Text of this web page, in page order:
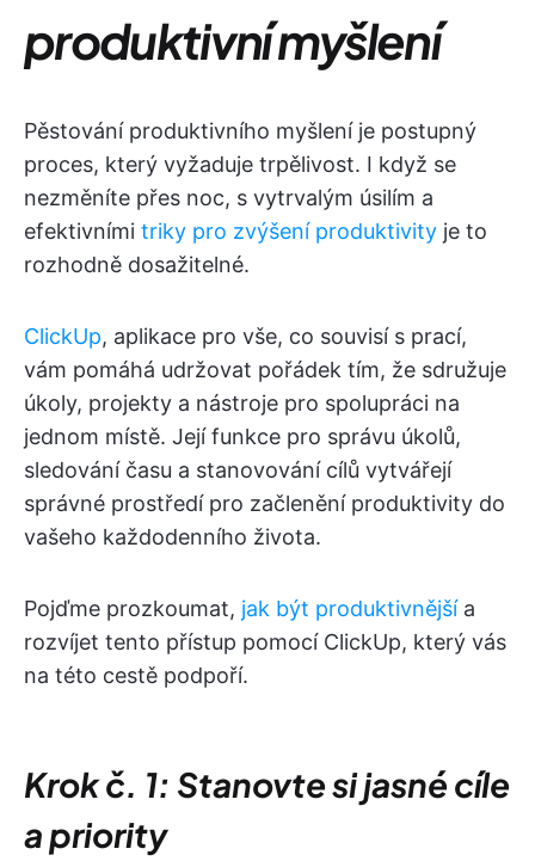
produktivní myšlení
Pěstování produktivního myšlení je postupný
proces, který vyžaduje trpělivost. I když se
nezměníte přes noc, s vytrvalým úsilím a
efektivními triky pro zvýšení produktivity je to
rozhodně dosažitelné.
ClickUp, aplikace pro vše, co souvisí s prací,
vám pomáhá udržovat pořádek tím, že sdružuje
úkoly, projekty a nástroje pro spolupráci na
jednom místě. Její funkce pro správu úkolů,
sledování času a stanovování cílů vytvářejí
správné prostředí pro začlenění produktivity do
vašeho každodenního života.
Pojďme prozkoumat, jak být produktivnějšía
rozvíjet tento přístup pomocí ClickUp, který vás
na této cestě podpoří.
Krok č. 1: Stanovte si jasné cíle
a priority